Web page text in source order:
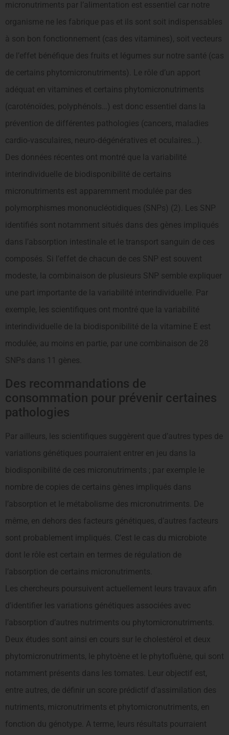
micronutriments par l’alimentation est essentiel car notre
organisme ne les fabrique pas et ils sont soit indispensables
à son bon fonctionnement (cas des vitamines), soit vecteurs
de l’effet bénéfique des fruits et légumes sur notre santé (cas
de certains phytomicronutriments). Le rôle d’un apport
adéquat en vitamines et certains phytomicronutriments
(caroténoïdes, polyphénols…) est donc essentiel dans la
prévention de différentes pathologies (cancers, maladies
cardio‐vasculaires, neuro‐dégénératives et oculaires…).
Des données récentes ont montré que la variabilité
interindividuelle de biodisponibilité de certains
micronutriments est apparemment modulée par des
polymorphismes mononucléotidiques (SNPs) (2). Les SNP
identifiés sont notamment situés dans des gènes impliqués
dans l’absorption intestinale et le transport sanguin de ces
composés. Si l’effet de chacun de ces SNP est souvent
modeste, la combinaison de plusieurs SNP semble expliquer
une part importante de la variabilité interindividuelle. Par
exemple, les scientifiques ont montré que la variabilité
interindividuelle de la biodisponibilité de la vitamine E est
modulée, au moins en partie, par une combinaison de 28
SNPs dans 11 gènes.
Des recommandations de
consommation pour prévenir certaines
pathologies
Par ailleurs, les scientifiques suggèrent que d’autres types de
variations génétiques pourraient entrer en jeu dans la
biodisponibilité de ces micronutriments ; par exemple le
nombre de copies de certains gènes impliqués dans
l’absorption et le métabolisme des micronutriments. De
même, en dehors des facteurs génétiques, d’autres facteurs
sont probablement impliqués. C’est le cas du microbiote
dont le rôle est certain en termes de régulation de
l’absorption de certains micronutriments.
Les chercheurs poursuivent actuellement leurs travaux afin
d’identifier les variations génétiques associées avec
l’absorption d’autres nutriments ou phytomicronutriments.
Deux études sont ainsi en cours sur le cholestérol et deux
phytomicronutriments, le phytoène et le phytofluène, qui sont
notamment présents dans les tomates. Leur objectif est,
entre autres, de définir un score prédictif d’assimilation des
nutriments, micronutriments et phytomicronutriments, en
fonction du génotype. A terme, leurs résultats pourraient